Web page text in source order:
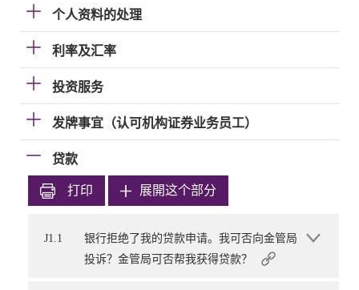
个人资料的处理
利率及汇率
投资服务
发牌事宜（认可机构证券业务员工）
贷款
打印 展開这个部分
J1.1
银行拒绝了我的贷款申请。我可否向金管局
投诉？金管局可否帮我获得贷款？